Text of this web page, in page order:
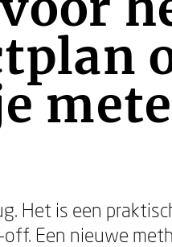
Het is een
Een nieuwe